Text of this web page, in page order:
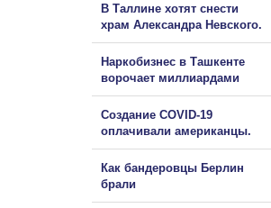
В Таллине хотят снести
храм Александра Невского.
Наркобизнес в Ташкенте
ворочает миллиардами
Создание COVID-19
оплачивали американцы.
Как бандеровцы Берлин
брали